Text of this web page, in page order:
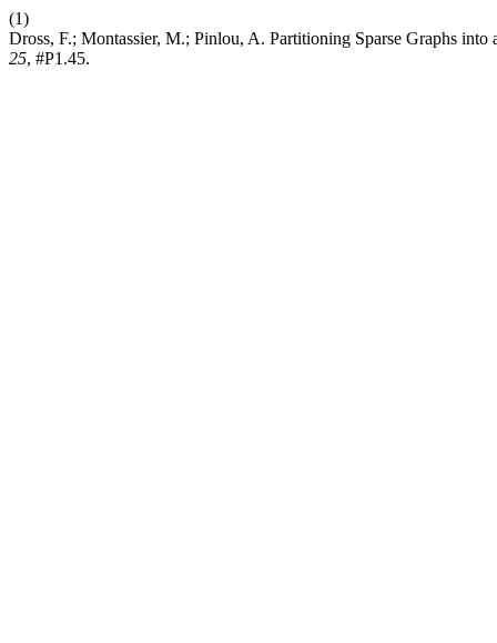
(1)
Dross, F.; Montassier, M.; Pinlou, A. Partitioning Sparse Graphs
25, #P1.45.